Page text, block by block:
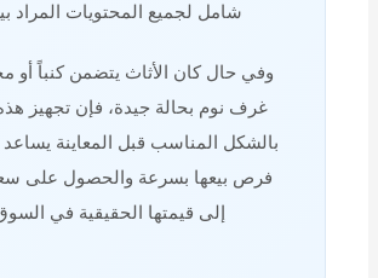
شامل لجميع المحتويات المراد
وفي حال كان الأثاث يتضمن كنباً أو
غرف نوم بحالة جيدة، فإن تجهيز
بالشكل المناسب قبل المعاينة
فرص بيعها بسرعة والحصول على
إلى قيمتها الحقيقية في